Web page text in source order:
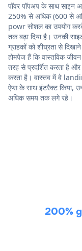
पॉवर पॉपअप के साथ
250% से अधिक (600 से
powr सोशल का उपयोग
तक बढ़ा दिया है। उनकी
ग्राहकों को शीघ्रता से
होमपेज हैं कि वास्तविक
तरह से प्रदर्शित करता है
करता है। वास्तव में वे
ऐप्स के साथ इंटरैक्ट किया,
अधिक समय तक लगे रहे।
200%